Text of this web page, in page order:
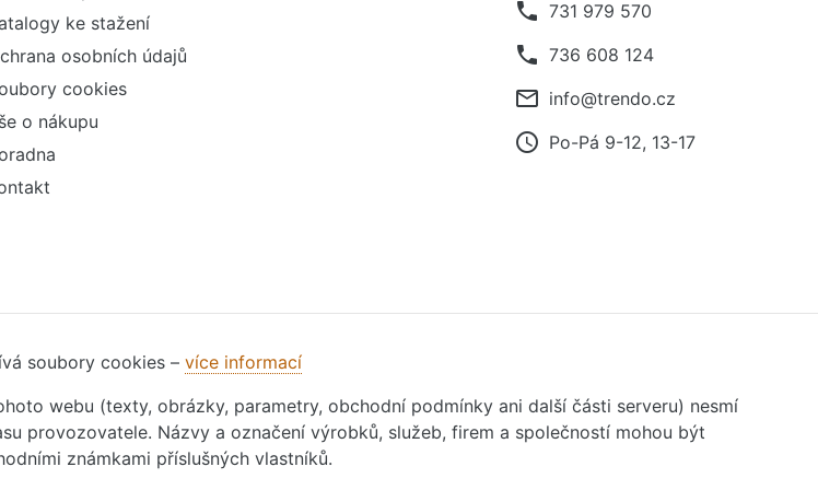
ke stažení
osobních údajů
cookies
o nákupu
phone 731 979 570
phone 736 608 124
mail_outline info@trendo.cz
access_time Po-Pá 9-12, 13-17
soubory cookies – více informací
webu (texty, obrázky, parametry, obchodní podmínky ani další části serveru) nesmí
provozovatele. Názvy a označení výrobků, služeb, firem a společností mohou být
známkami příslušných vlastníků.